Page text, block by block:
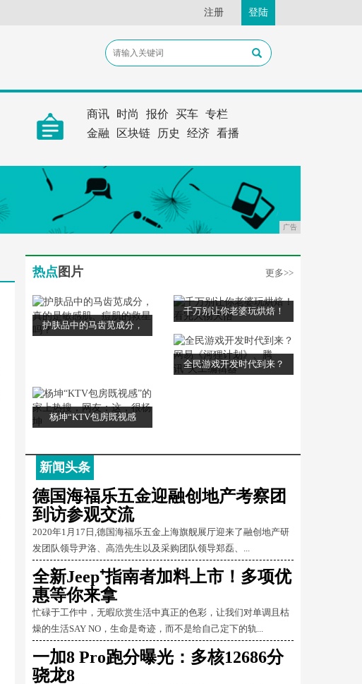
注册 登陆
商讯 时尚 报价 买车 专栏
金融
区块链 历史 经济 看播
广告
热点 图片 更多>>
护肤品中的马齿苋成分，
千万别让你老婆玩烘焙！
全民游戏开发时代到来？
杨坤“KTV包房既视感
新闻头条
德国海福乐五金迎融创地产考察团
到访参观交流
2020年1月17日,德国海福乐五金上海旗舰展厅迎来了融创地产研
发团队领导尹洛、高浩先生以及采购团队领导郑磊、...
全新Jeep⁺指南者加料上市！多项优
惠等你来拿
忙碌于工作中，无暇欣赏生活中真正的色彩，让我们对单调且枯
燥的生活SAY NO，生命是奇迹，而不是给自己定下的轨...
一加8 Pro跑分曝光：多核12686分
骁龙8